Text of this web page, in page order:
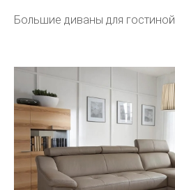
Большие диваны для гостиной